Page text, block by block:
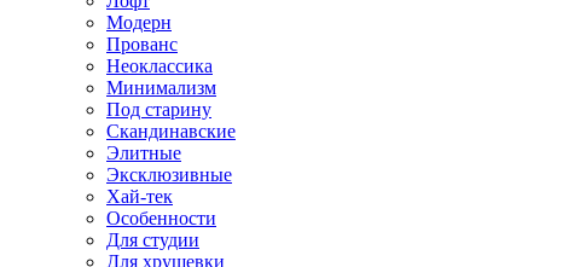
Модерн
Прованс
Неоклассика
Минимализм
Под старину
Скандинавские
Элитные
Эксклюзивные
Хай-тек
Особенности
Для студии
Для хрущевки